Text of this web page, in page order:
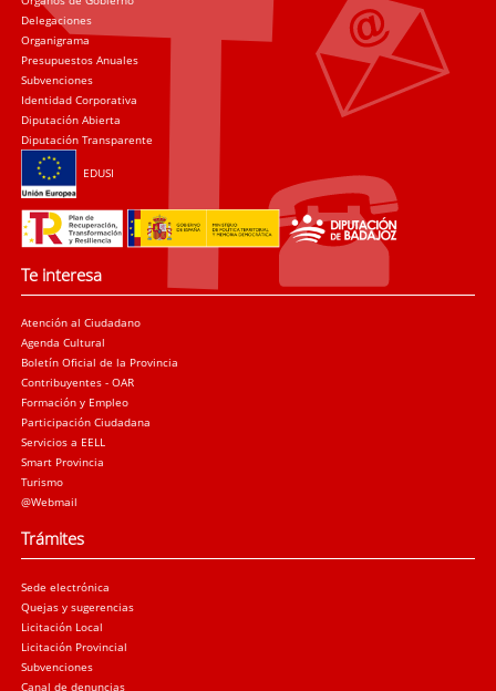
Delegaciones
Organigrama
Presupuestos Anuales
Subvenciones
Identidad Corporativa
Diputación Abierta
Diputación Transparente
EDUSI
Te interesa
Atención al Ciudadano
Agenda Cultural
Boletín Oficial de la Provincia
Contribuyentes - OAR
Formación y Empleo
Participación Ciudadana
Servicios a EELL
Smart Provincia
Turismo
@Webmail
Trámites
Sede electrónica
Quejas y sugerencias
Licitación Local
Licitación Provincial
Subvenciones
Canal de denuncias